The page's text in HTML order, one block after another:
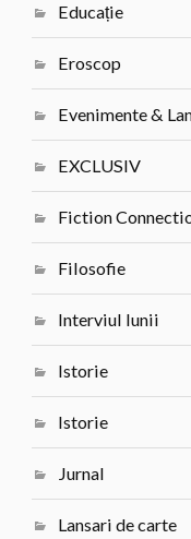
Educație
Eroscop
Evenimente &
EXCLUSIV
Fiction
Filosofie
Interviul lunii
Istorie
Istorie
Jurnal
Lansari de carte